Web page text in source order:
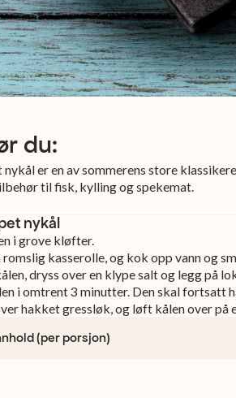
du:
er en av sommerens store
til fisk, kylling og spekemat.
nykål
i grove kløfter.
romslig kasserolle, og kok opp vann og
dryss over en klype salt og legg på
i omtrent 3 minutter. Den skal fortsatt
hakket gressløk, og løft kålen over på
(per porsjon)